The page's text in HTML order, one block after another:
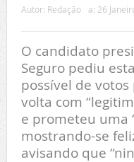
Autor: Redação a: 26
O candidato
Seguro pediu
possível de
volta com
e prometeu uma
mostrando-se
avisando que